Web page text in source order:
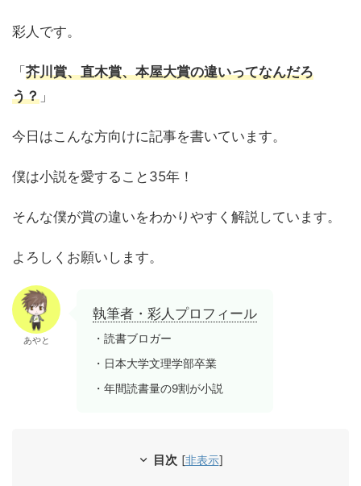
彩人です。
「芥川賞、直木賞、本屋大賞の違いってなんだろ
う？ 」
今日はこんな方向けに記事を書いています。
僕は小説を愛すること35年！
そんな僕が賞の違いをわかりやすく解説しています。
よろしくお願いします。
あやと
執筆者・彩人プロフィール
・読書ブロガー
・日本大学文理学部卒業
・年間読書量の9割が小説
目次 [非表示]